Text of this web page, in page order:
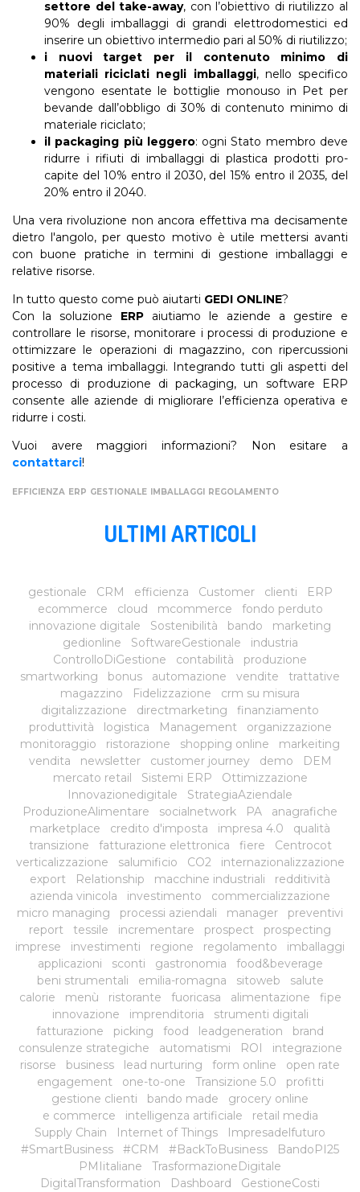
settore del take-away, con l’obiettivo di riutilizzo al
90% degli imballaggi di grandi elettrodomestici ed
inserire un obiettivo intermedio pari al 50% di riutilizzo;
i nuovi target per il contenuto minimo di
materiali riciclati negli imballaggi, nello specifico
vengono esentate le bottiglie monouso in Pet per
bevande dall’obbligo di 30% di contenuto minimo di
materiale riciclato;
il packaging più leggero: ogni Stato membro deve
ridurre i rifiuti di imballaggi di plastica prodotti pro-
capite del 10% entro il 2030, del 15% entro il 2035, del
20% entro il 2040.
Una vera rivoluzione non ancora effettiva ma decisamente
dietro l'angolo, per questo motivo è utile mettersi avanti
con buone pratiche in termini di gestione imballaggi e
relative risorse.
In tutto questo come può aiutarti GEDI ONLINE?
Con la soluzione ERP aiutiamo le aziende a gestire e
controllare le risorse, monitorare i processi di produzione e
ottimizzare le operazioni di magazzino, con ripercussioni
positive a tema imballaggi. Integrando tutti gli aspetti del
processo di produzione di packaging, un software ERP
consente alle aziende di migliorare l’efficienza operativa e
ridurre i costi.
Vuoi avere maggiori informazioni? Non esitare a
contattarci!
EFFICIENZA ERP GESTIONALE IMBALLAGGI REGOLAMENTO
ULTIMI ARTICOLI
gestionale CRM efficienza Customer clienti
ERP
ecommerce
cloud mcommerce
fondo perduto
innovazione digitale
Sostenibilità bando
marketing
gedionline
SoftwareGestionale
industria
ControlloDiGestione
contabilità
produzione
smartworking
bonus automazione vendite
trattative
magazzino
Fidelizzazione
crm su misura
digitalizzazione
directmarketing
finanziamento
produttività
logistica Management
organizzazione
monitoraggio
ristorazione shopping online
markeiting
vendita
newsletter customer journey demo
DEM
mercato retail
Sistemi ERP
Ottimizzazione
Innovazionedigitale
StrategiaAziendale
ProduzioneAlimentare
socialnetwork PA
anagrafiche
marketplace
credito d'imposta impresa 4.0
qualità
transizione
fatturazione elettronica fiere
Centrocot
verticalizzazione
salumificio CO2
internazionalizzazione
export
Relationship macchine industriali
redditività
azienda vinicola
investimento
commercializzazione
micro managing
processi aziendali manager
preventivi
report
tessile incrementare prospect
prospecting
imprese
investimenti regione regolamento
imballaggi
applicazioni
sconti gastronomia
food&beverage
beni strumentali
emilia-romagna sitoweb
salute
calorie
menù ristorante fuoricasa alimentazione
fipe
innovazione
imprenditoria
strumenti digitali
fatturazione
picking food leadgeneration
brand
consulenze strategiche
automatismi ROI
integrazione
risorse
business lead nurturing form online
open rate
engagement
one-to-one Transizione 5.0
profitti
gestione clienti
bando made
grocery online
e commerce
intelligenza artificiale
retail media
Supply Chain
Internet of Things
Impresadelfuturo
#SmartBusiness
#CRM #BackToBusiness
BandoPI25
PMIitaliane
TrasformazioneDigitale
DigitalTransformation
Dashboard GestioneCosti